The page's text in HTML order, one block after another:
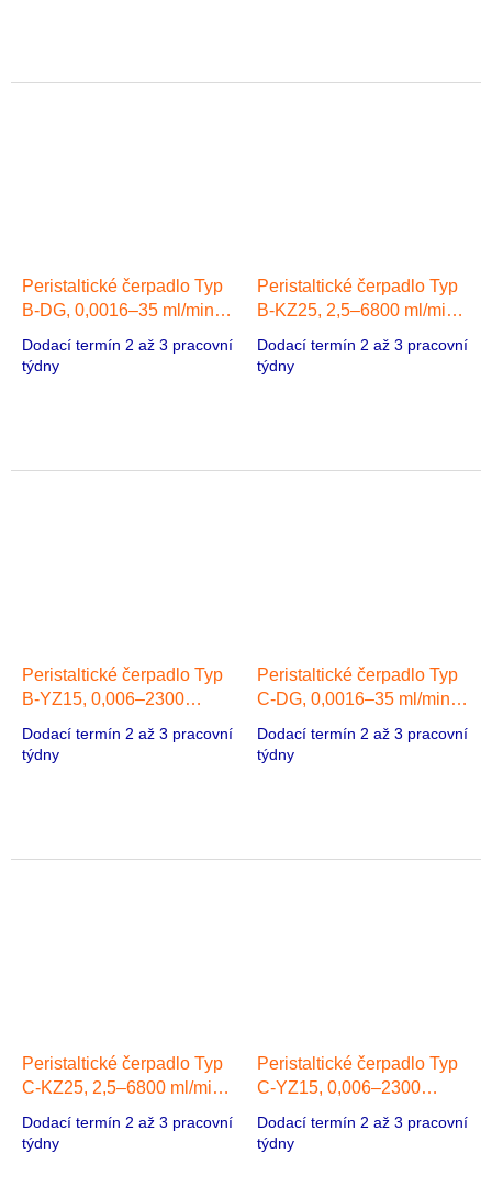
Peristaltické čerpadlo Typ
B-DG, 0,0016–35 ml/min, 1
hlava, Krokový motor
Dodací termín 2 až 3 pracovní
týdny
Peristaltické čerpadlo Typ
B-KZ25, 2,5–6800 ml/min,
1 hlava, Bezkartáčový
stejnosměrný motor
Dodací termín 2 až 3 pracovní
týdny
Peristaltické čerpadlo Typ
B-YZ15, 0,006–2300
motor
Dodací termín 2 až 3 pracovní
týdny
Peristaltické čerpadlo Typ
C-DG, 0,0016–35 ml/min, 1
Dodací termín 2 až 3 pracovní
týdny
Peristaltické čerpadlo Typ
C-KZ25, 2,5–6800 ml/min,
Střídavý/Stejnosměrný
Dodací termín 2 až 3 pracovní
týdny
Peristaltické čerpadlo Typ
C-YZ15, 0,006–2300
motor
Dodací termín 2 až 3 pracovní
týdny